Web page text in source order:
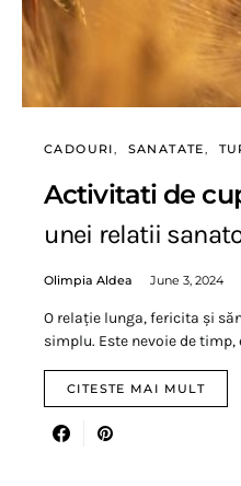
CADOURI SANATATE
Activitati de
unei relatii
Olimpia Aldea June 3, 2024
O relație lunga, fericita și
simplu. Este nevoie de timp,
CITESTE MAI MULT